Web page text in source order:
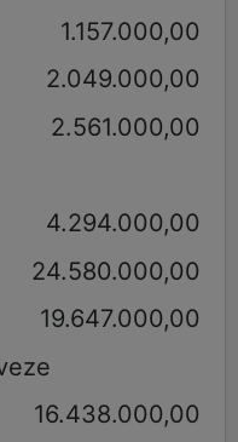
1.157.000,00
2.049.000,00
2.561.000,00
4.294.000,00
24.580.000,00
19.647.000,00
16.438.000,00